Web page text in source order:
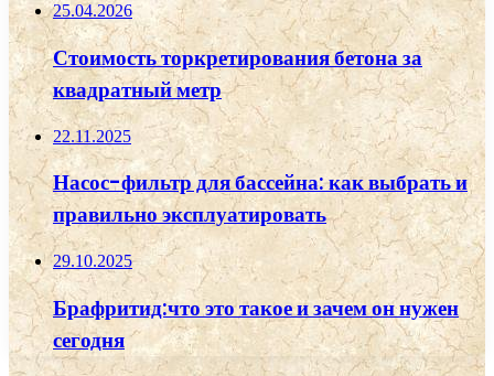
25.04.2026
Стоимость торкретирования бетона за
квадратный метр
22.11.2025
Насос-фильтр для бассейна: как выбрать и
правильно эксплуатировать
29.10.2025
Брафритид:что это такое и зачем он нужен
сегодня